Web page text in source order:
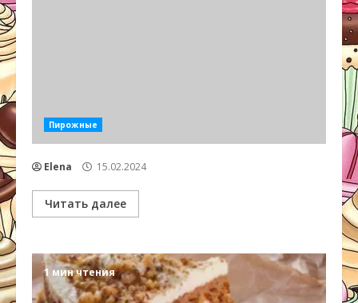
Пирожные
Elena 15.02.2024
Читать далее
1 мин чтения